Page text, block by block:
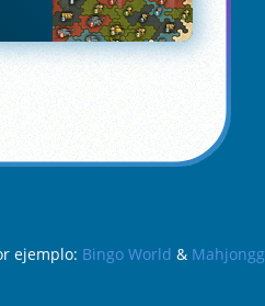
ejemplo: Bingo World & Mahjongg